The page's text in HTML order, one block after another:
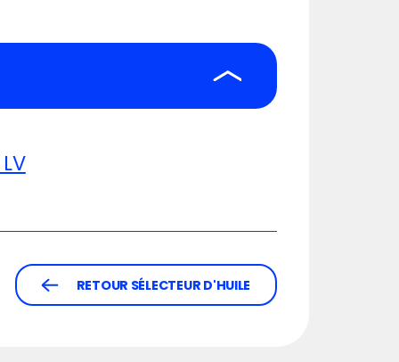
RETOUR SÉLECTEUR D'HUILE